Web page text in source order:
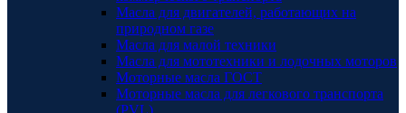
Масла для двигателей, работающих на
природном газе
Масла для малой техники
Масла для мототехники и лодочных моторов
Моторные масла ГОСТ
Моторные масла для легкового транспорта
(PVL)